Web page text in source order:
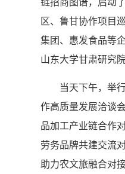
链招商图谱，启动
区、鲁甘协作项目
集团、惠发食品等
山东大学甘肃研究
当天下午，举行
作高质量发展洽谈
品加工产业链合作
劳务品牌共建交流
助力农文旅融合对